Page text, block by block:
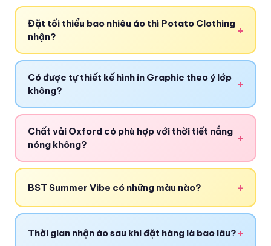
Đặt tối thiểu bao nhiêu áo thì Potato Clothing
nhận?
+
Có được tự thiết kế hình in Graphic theo ý lớp
không?
+
Chất vải Oxford có phù hợp với thời tiết nắng
nóng không?
+
BST Summer Vibe có những màu nào? +
Thời gian nhận áo sau khi đặt hàng là bao lâu?+